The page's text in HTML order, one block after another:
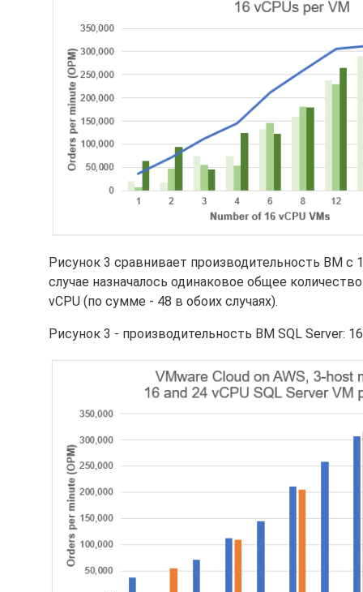
Рисунок 3 сравнивает производительность ВМ с
случае назначалось одинаковое общее
vCPU (по сумме - 48 в обоих случаях).
Рисунок 3 - производительность ВМ SQL Server: